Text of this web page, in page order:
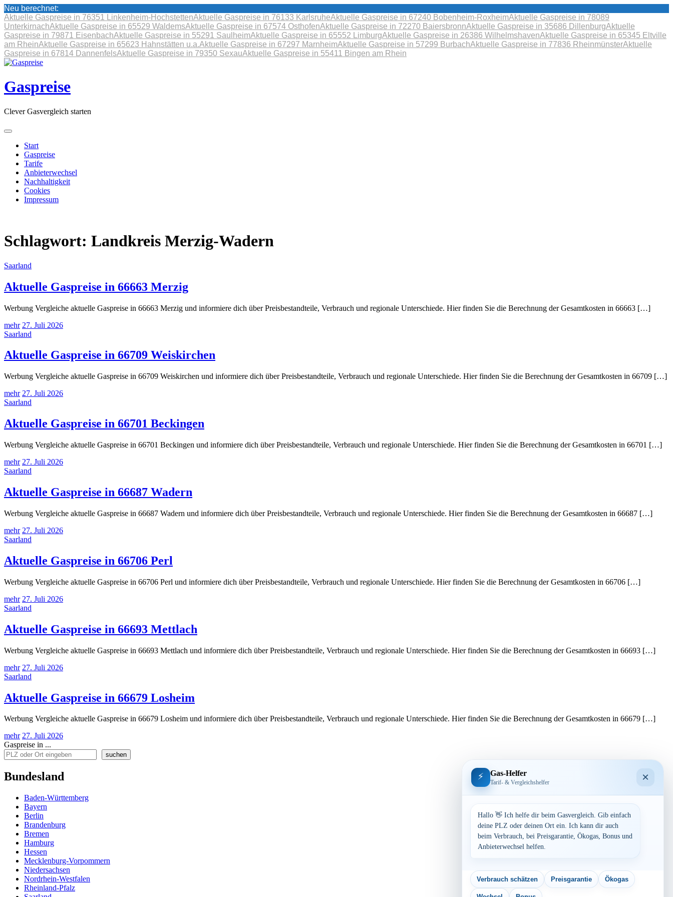
Neu berechnet:
Aktuelle Gaspreise in 76351 Linkenheim-HochstettenAktuelle Gaspreise in 76133 KarlsruheAktuelle Gaspreise in 67240 Bobenheim-RoxheimAktuelle Gaspreise in 78089
UnterkirnachAktuelle Gaspreise in 65529 WaldemsAktuelle Gaspreise in 67574 OsthofenAktuelle Gaspreise in 72270 BaiersbronnAktuelle Gaspreise in 35686 DillenburgAktuelle
Gaspreise in 79871 EisenbachAktuelle Gaspreise in 55291 SaulheimAktuelle Gaspreise in 65552 LimburgAktuelle Gaspreise in 26386 WilhelmshavenAktuelle Gaspreise in 65345 Eltville
am RheinAktuelle Gaspreise in 65623 Hahnstätten u.a.Aktuelle Gaspreise in 67297 MarnheimAktuelle Gaspreise in 57299 BurbachAktuelle Gaspreise in 77836 RheinmünsterAktuelle
Gaspreise in 67814 DannenfelsAktuelle Gaspreise in 79350 SexauAktuelle Gaspreise in 55411 Bingen am Rhein
Skip
content
Gaspreise
Clever Gasvergleich starten
Start
Gaspreise
Tarife
Anbieterwechsel
Nachhaltigkeit
Cookies
Impressum
Schlagwort: Landkreis Merzig-Wadern
Saarland
Aktuelle Gaspreise in 66663 Merzig
Werbung Vergleiche aktuelle Gaspreise in 66663 Merzig und informiere dich über Preisbestandteile, Verbrauch und regionale Unterschiede. Hier finden Sie die Berechnung der Gesamtkosten in 66663 […]
mehr 27. Juli 2026
Saarland
Aktuelle Gaspreise in 66709 Weiskirchen
Werbung Vergleiche aktuelle Gaspreise in 66709 Weiskirchen und informiere dich über Preisbestandteile, Verbrauch und regionale Unterschiede. Hier finden Sie die Berechnung der Gesamtkosten in 66709 […]
mehr 27. Juli 2026
Saarland
Aktuelle Gaspreise in 66701 Beckingen
Werbung Vergleiche aktuelle Gaspreise in 66701 Beckingen und informiere dich über Preisbestandteile, Verbrauch und regionale Unterschiede. Hier finden Sie die Berechnung der Gesamtkosten in 66701 […]
mehr 27. Juli 2026
Saarland
Aktuelle Gaspreise in 66687 Wadern
Werbung Vergleiche aktuelle Gaspreise in 66687 Wadern und informiere dich über Preisbestandteile, Verbrauch und regionale Unterschiede. Hier finden Sie die Berechnung der Gesamtkosten in 66687 […]
mehr 27. Juli 2026
Saarland
Aktuelle Gaspreise in 66706 Perl
Werbung Vergleiche aktuelle Gaspreise in 66706 Perl und informiere dich über Preisbestandteile, Verbrauch und regionale Unterschiede. Hier finden Sie die Berechnung der Gesamtkosten in 66706 […]
mehr 27. Juli 2026
Saarland
Aktuelle Gaspreise in 66693 Mettlach
Werbung Vergleiche aktuelle Gaspreise in 66693 Mettlach und informiere dich über Preisbestandteile, Verbrauch und regionale Unterschiede. Hier finden Sie die Berechnung der Gesamtkosten in 66693 […]
mehr 27. Juli 2026
Saarland
Aktuelle Gaspreise in 66679 Losheim
Werbung Vergleiche aktuelle Gaspreise in 66679 Losheim und informiere dich über Preisbestandteile, Verbrauch und regionale Unterschiede. Hier finden Sie die Berechnung der Gesamtkosten in 66679 […]
mehr 27. Juli 2026
Gaspreise in ...
suchen
Bundesland
Baden-Württemberg
Bayern
Berlin
Brandenburg
Bremen
Hamburg
Hessen
Mecklenburg-Vorpommern
Niedersachsen
Nordrhein-Westfalen
Rheinland-Pfalz
⚡ Gas-Helfer
Tarif- & Vergleichshelfer ×
Hallo 👋 Ich helfe dir beim Gasvergleich. Gib einfach
deine PLZ oder deinen Ort ein. Ich kann dir auch
beim Verbrauch, bei Preisgarantie, Ökogas, Bonus und
Anbieterwechsel helfen.
Verbrauch schätzen Preisgarantie Ökogas